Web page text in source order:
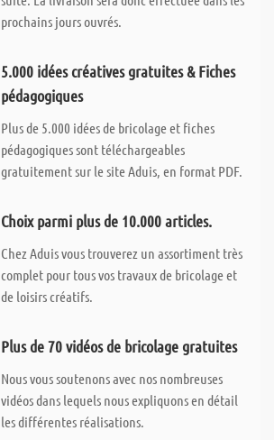
prochains jours ouvrés.
5.000 idées créatives gratuites & Fiches
pédagogiques
Plus de 5.000 idées de bricolage et fiches
pédagogiques sont téléchargeables
gratuitement sur le site Aduis, en format PDF.
Choix parmi plus de 10.000 articles.
Chez Aduis vous trouverez un assortiment très
complet pour tous vos travaux de bricolage et
de loisirs créatifs.
Plus de 70 vidéos de bricolage gratuites
Nous vous soutenons avec nos nombreuses
vidéos dans lequels nous expliquons en détail
les différentes réalisations.